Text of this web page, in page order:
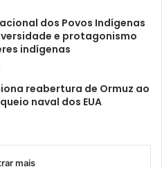
dos Povos Indígenas
e protagonismo
indígenas
reabertura de Ormuz ao
naval dos EUA
mais